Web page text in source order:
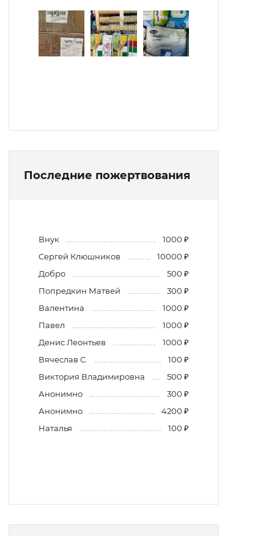
Последние пожертвования
Внук
1000 ₽
Сергей Клюшников
10000 ₽
Добро
500 ₽
Попредкин Матвей
300 ₽
Валентина
1000 ₽
Павел
1000 ₽
Денис Леонтьев
1000 ₽
Вячеслав С.
100 ₽
Виктория Владимировна
500 ₽
Анонимно
300 ₽
Анонимно
4200 ₽
Наталья
100 ₽